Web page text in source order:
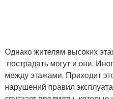
Однако жителям высоких
пострадать могут и они.
между этажами. Приходит
нарушений правил